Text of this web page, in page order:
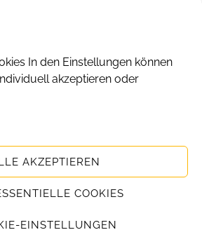
In den Einstellungen können
akzeptieren oder
AKZEPTIEREN
COOKIES
EINSTELLUNGEN